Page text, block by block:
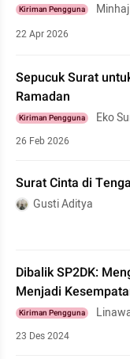
Kiriman Pengguna Minhaj
22 Apr 2026
Sepucuk Surat
Ramadan
Kiriman Pengguna Eko
26 Feb 2026
Surat Cinta di
Gusti Aditya
Dibalik SP2DK:
Menjadi
Kiriman Pengguna
23 Des 2024